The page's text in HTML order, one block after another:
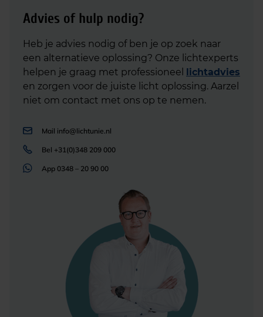
Advies of hulp nodig?
Heb je advies nodig of ben je op zoek naar
een alternatieve oplossing? Onze lichtexperts
helpen je graag met professioneel lichtadvies
en zorgen voor de juiste licht oplossing. Aarzel
niet om contact met ons op te nemen.
Mail info@lichtunie.nl
Bel +31(0)348 209 000
App 0348 – 20 90 00